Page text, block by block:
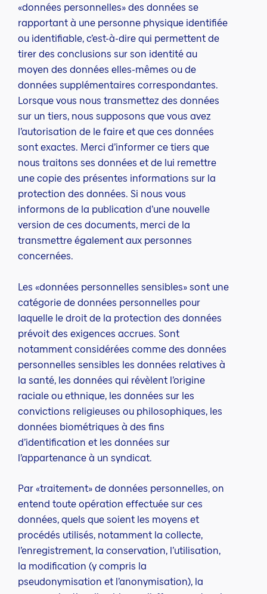
«données personnelles» des données se
rapportant à une personne physique identifiée
ou identifiable, c’est-à-dire qui permettent de
tirer des conclusions sur son identité au
moyen des données elles-mêmes ou de
données supplémentaires correspondantes.
Lorsque vous nous transmettez des données
sur un tiers, nous supposons que vous avez
l’autorisation de le faire et que ces données
sont exactes. Merci d’informer ce tiers que
nous traitons ses données et de lui remettre
une copie des présentes informations sur la
protection des données. Si nous vous
informons de la publication d’une nouvelle
version de ces documents, merci de la
transmettre également aux personnes
concernées.
Les «données personnelles sensibles» sont une
catégorie de données personnelles pour
laquelle le droit de la protection des données
prévoit des exigences accrues. Sont
notamment considérées comme des données
personnelles sensibles les données relatives à
la santé, les données qui révèlent l’origine
raciale ou ethnique, les données sur les
convictions religieuses ou philosophiques, les
données biométriques à des fins
d’identification et les données sur
l’appartenance à un syndicat.
Par «traitement» de données personnelles, on
entend toute opération effectuée sur ces
données, quels que soient les moyens et
procédés utilisés, notamment la collecte,
l’enregistrement, la conservation, l’utilisation,
la modification (y compris la
pseudonymisation et l’anonymisation), la